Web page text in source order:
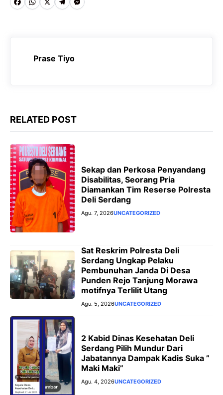
F
c
o
k
W
a
A
p
X T
l
e
g
r
m
M
s
s
n
e
r
Prase Tiyo
RELATED POST
Sekap dan Perkosa Penyandang
Disabilitas, Seorang Pria
Diamankan Tim Reserse Polresta
Deli Serdang
Agu. 7, 2026UNCATEGORIZED
Sat Reskrim Polresta Deli
Serdang Ungkap Pelaku
Pembunuhan Janda Di Desa
Punden Rejo Tanjung Morawa
motifnya Terlilit Utang
Agu. 5, 2026UNCATEGORIZED
2 Kabid Dinas Kesehatan Deli
Serdang Pilih Mundur Dari
Jabatannya Dampak Kadis Suka ”
Maki Maki”
Agu. 4, 2026UNCATEGORIZED